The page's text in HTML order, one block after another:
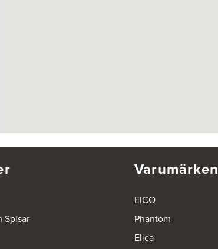
Spisar
Varumärken
EICO
Phantom
Elica